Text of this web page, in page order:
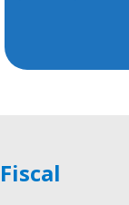
Fiscal